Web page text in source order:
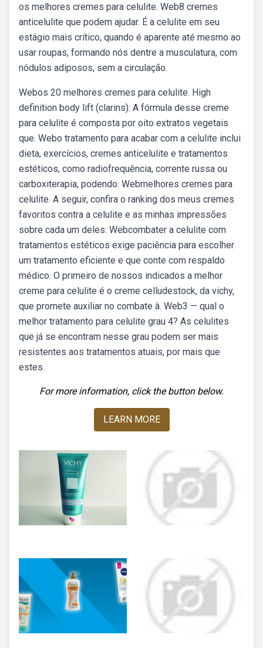
os melhores cremes para celulite. Web8 cremes
anticelulite que podem ajudar. É a celulite em seu
estágio mais crítico, quando é aparente até mesmo ao
usar roupas, formando nós dentre a musculatura, com
nódulos adiposos, sem a circulação.
Webos 20 melhores cremes para celulite. High
definition body lift (clarins): A fórmula desse creme
para celulite é composta por oito extratos vegetais
que. Webo tratamento para acabar com a celulite inclui
dieta, exercícios, cremes anticelulite e tratamentos
estéticos, como radiofrequência, corrente russa ou
carboxiterapia, podendo. Webmelhores cremes para
celulite. A seguir, confira o ranking dos meus cremes
favoritos contra a celulite e as minhas impressões
sobre cada um deles: Webcombater a celulite com
tratamentos estéticos exige paciência para escolher
um tratamento eficiente e que conte com respaldo
médico. O primeiro de nossos indicados a melhor
creme para celulite é o creme celludestock, da vichy,
que promete auxiliar no combate à. Web3 — qual o
melhor tratamento para celulite grau 4? As celulites
que já se encontram nesse grau podem ser mais
resistentes aos tratamentos atuais, por mais que
estes.
For more information, click the button below.
LEARN MORE